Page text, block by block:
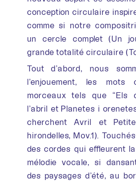
conception circulaire
comme si notre
un cercle complet (Un
grande totalité circulaire
Tout d’abord, nous
l’enjouement, les mots
morceaux tels que “Els
l’abril et Planetes i
cherchent Avril et
hirondelles, Mov.1).
des cordes qui effleurent
mélodie vocale, si
des paysages d’été, au